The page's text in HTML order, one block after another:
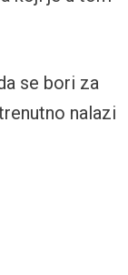
se bori za
nalazi